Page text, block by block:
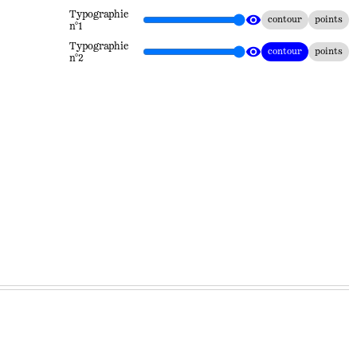
Typographie
n°1
visibility contour points
Typographie
n°2
visibility contour points